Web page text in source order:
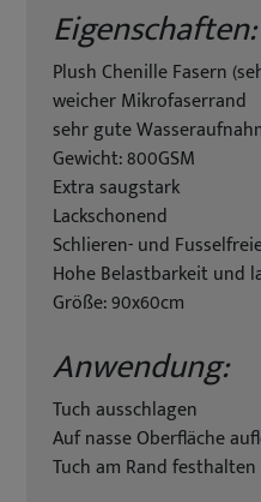
Eigenschaften:
Plush Chenille Fasern
weicher Mikrofaserrand
sehr gute
Gewicht: 800GSM
Extra saugstark
Lackschonend
Schlieren- und
Hohe Belastbarkeit und
Größe: 90x60cm
Anwendung:
Tuch ausschlagen
Auf nasse Oberfläche
Tuch am Rand